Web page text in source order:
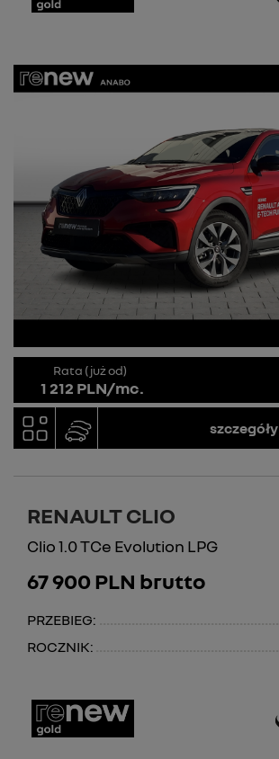
Rata (już od)
1 212 PLN/mc.
szczegóły
RENAULT CLIO
Clio 1.0 TCe Evolution LPG
67 900 PLN brutto
PRZEBIEG:
ROCZNIK: